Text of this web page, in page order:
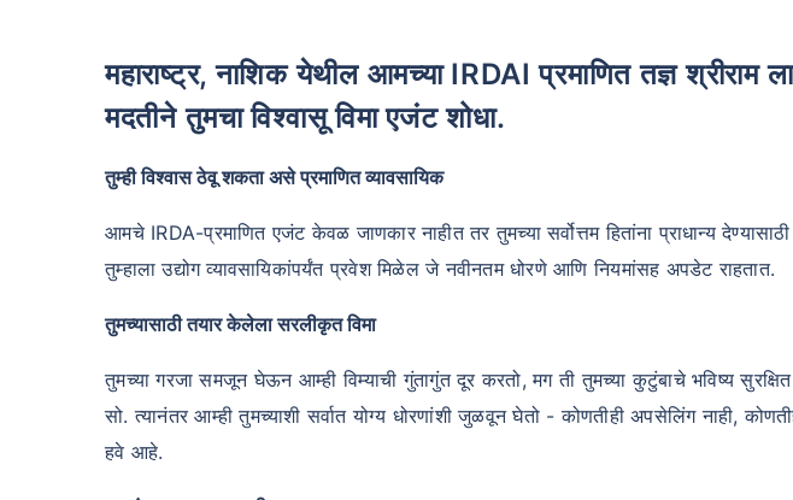
महाराष्ट्र, नाशिक येथील आमच्या IRDAI प्रमाणित तज्ञ श्रीराम लाइफ इन्शुरन्स एजंटच्या
मदतीने तुमचा विश्वासू विमा एजंट शोधा.
तुम्ही विश्वास ठेवू शकता असे प्रमाणित व्यावसायिक
आमचे IRDA-प्रमाणित एजंट केवळ जाणकार नाहीत तर तुमच्या सर्वोत्तम हितांना प्राधान्य
तुम्हाला उद्योग व्यावसायिकांपर्यंत प्रवेश मिळेल जे नवीनतम धोरणे आणि नियमांसह अपडेट राहतात.
तुमच्यासाठी तयार केलेला सरलीकृत विमा
तुमच्या गरजा समजून घेऊन आम्ही विम्याची गुंतागुंत दूर करतो, मग ती तुमच्या कुटुंबाचे भविष्य
सो. त्यानंतर आम्ही तुमच्याशी सर्वात योग्य धोरणांशी जुळवून घेतो - कोणतीही अपसेलिंग नाही,
हवे आहे.